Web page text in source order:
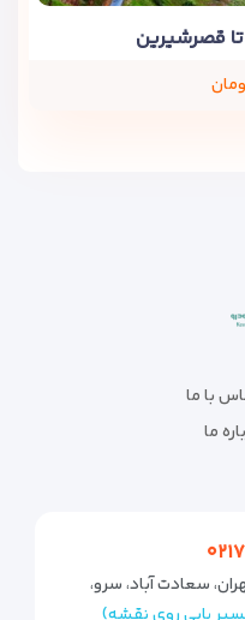
تا قصرشیرین
با ما
ما
عصر، عاطفی، پ ۱۰۰ / تهران، سعادت آباد، سرو،
یابی روی نقشه)